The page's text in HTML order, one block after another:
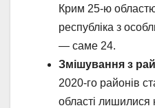
Крим 25-ю
республіка з
— саме 24.
Змішування з
2020-го районів
області